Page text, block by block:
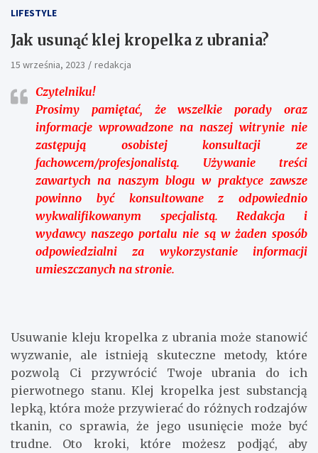
LIFESTYLE
Jak usunąć klej kropelka z ubrania?
15 września, 2023 redakcja
Czytelniku!
Prosimy pamiętać, że wszelkie porady oraz
informacje wprowadzone na naszej witrynie nie
zastępują osobistej konsultacji ze
fachowcem/profesjonalistą. Używanie treści
zawartych na naszym blogu w praktyce zawsze
powinno być konsultowane z odpowiednio
wykwalifikowanym specjalistą. Redakcja i
wydawcy naszego portalu nie są w żaden sposób
odpowiedzialni za wykorzystanie informacji
umieszczanych na stronie.
Usuwanie kleju kropelka z ubrania może stanowić
wyzwanie, ale istnieją skuteczne metody, które
pozwolą Ci przywrócić Twoje ubrania do ich
pierwotnego stanu. Klej kropelka jest substancją
lepką, która może przywierać do różnych rodzajów
tkanin, co sprawia, że ​​jego usunięcie może być
trudne. Oto kroki, które możesz podjąć, aby